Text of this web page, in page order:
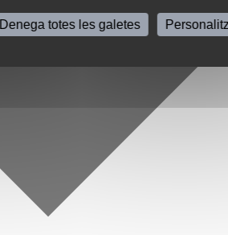
Denega totes les galetes